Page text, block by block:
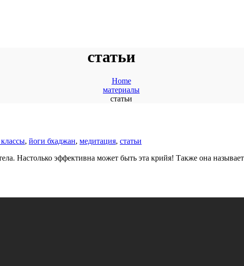
статьи
Home
материалы
статьи
, йоги бхаджан, медитация, статьи
Настолько эффективна может быть эта крийя! Также она